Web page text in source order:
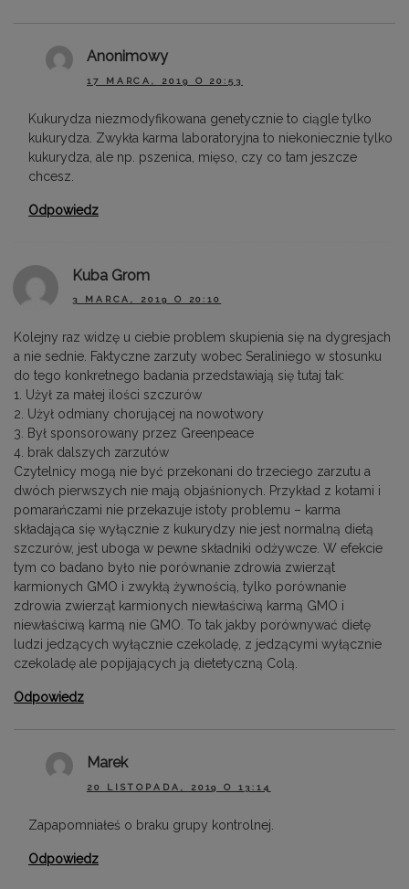
Anonimowy
17 MARCA, 2019 O 20:53
Kukurydza niezmodyfikowana genetycznie to ciągle tylko
kukurydza. Zwykła karma laboratoryjna to niekoniecznie tylko
kukurydza, ale np. pszenica, mięso, czy co tam jeszcze
chcesz.
Odpowiedz
Kuba Grom
3 MARCA, 2019 O 20:10
Kolejny raz widzę u ciebie problem skupienia się na dygresjach
a nie sednie. Faktyczne zarzuty wobec Seraliniego w stosunku
do tego konkretnego badania przedstawiają się tutaj tak:
1. Użył za małej ilości szczurów
2. Użył odmiany chorującej na nowotwory
3. Był sponsorowany przez Greenpeace
4. brak dalszych zarzutów
Czytelnicy mogą nie być przekonani do trzeciego zarzutu a
dwóch pierwszych nie mają objaśnionych. Przykład z kotami i
pomarańczami nie przekazuje istoty problemu – karma
składająca się wyłącznie z kukurydzy nie jest normalną dietą
szczurów, jest uboga w pewne składniki odżywcze. W efekcie
tym co badano było nie porównanie zdrowia zwierząt
karmionych GMO i zwykłą żywnością, tylko porównanie
zdrowia zwierząt karmionych niewłaściwą karmą GMO i
niewłaściwą karmą nie GMO. To tak jakby porównywać dietę
ludzi jedzących wyłącznie czekoladę, z jedzącymi wyłącznie
czekoladę ale popijających ją dietetyczną Colą.
Odpowiedz
Marek
20 LISTOPADA, 2019 O 13:14
Zapapomniałeś o braku grupy kontrolnej.
Odpowiedz